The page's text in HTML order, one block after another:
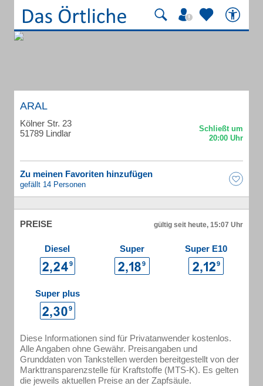
ARAL
Kölner Str. 23
51789 Lindlar
Zu meinen Favoriten hinzufügen
gefällt 14 Personen
PREISE gültig seit heute, 15:07 Uhr
Diesel Super Super E10
Super plus
Diese Informationen sind für Privatanwender kostenlos.
Alle Angaben ohne Gewähr. Preisangaben und
Grunddaten von Tankstellen werden bereitgestellt von der
Markttransparenzstelle für Kraftstoffe (MTS-K). Es gelten
die jeweils aktuellen Preise an der Zapfsäule.